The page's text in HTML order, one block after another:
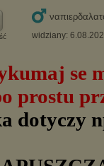
widziany: